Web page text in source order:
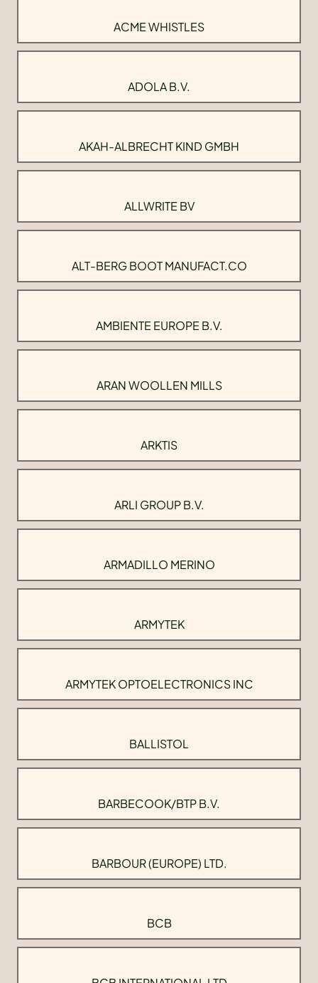
ACME WHISTLES
ADOLA B.V.
AKAH-ALBRECHT KIND GMBH
ALLWRITE BV
ALT-BERG BOOT MANUFACT.CO
AMBIENTE EUROPE B.V.
ARAN WOOLLEN MILLS
ARKTIS
ARLI GROUP B.V.
ARMADILLO MERINO
ARMYTEK
ARMYTEK OPTOELECTRONICS INC
BALLISTOL
BARBECOOK/BTP B.V.
BARBOUR (EUROPE) LTD.
BCB